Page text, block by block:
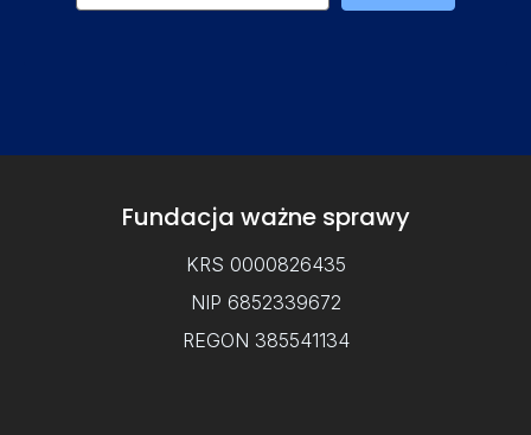
Fundacja ważne sprawy
KRS 0000826435
NIP 6852339672
REGON 385541134